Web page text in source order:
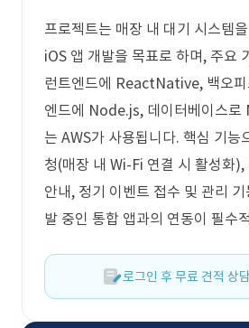
프로젝트는 매장 내 대기 시스템
iOS 앱 개발을 목표로 하며, 주요
런트엔드에 ReactNative, 백오
엔드에 Node.js, 데이터베이스로
는 AWS가 사용됩니다. 핵심 기능
청(매장 내 Wi-Fi 연결 시 활성화),
안내, 정기 이벤트 접수 및 관리
발 중인 통합 앱과의 연동이 필수
로그인 후 무료 견적 상